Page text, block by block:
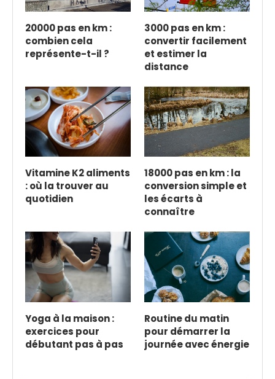
20000 pas en km :
combien cela
représente-t-il ?
3000 pas en km :
convertir facilement
et estimer la
distance
Vitamine K2 aliments
: où la trouver au
quotidien
18000 pas en km : la
conversion simple et
les écarts à
connaître
Yoga à la maison :
exercices pour
débutant pas à pas
Routine du matin
pour démarrer la
journée avec énergie